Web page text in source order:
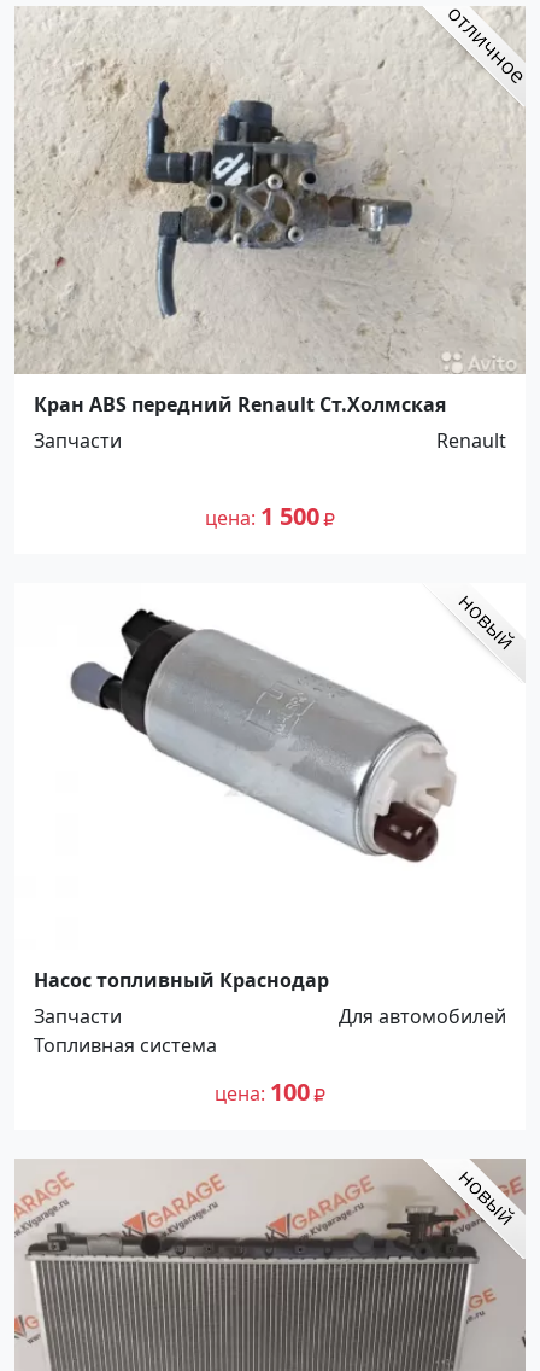
Кран ABS передний Renault Ст.Холмская
Запчасти
Renault
цена 1 500
Насос топливный Краснодар
Запчасти
Для автомобилей
Топливная система
цена 100